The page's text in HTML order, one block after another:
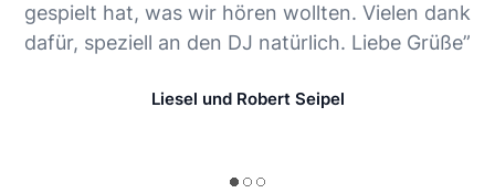
gespielt hat, was wir hören wollten. Vielen dank
dafür, speziell an den DJ natürlich. Liebe Grüße”
Liesel und Robert Seipel